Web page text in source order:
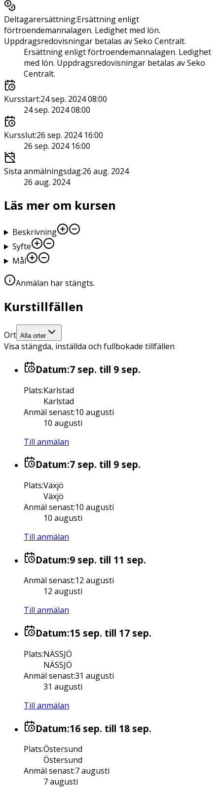
Deltagarersättning:Ersättning enligt
förtroendemannalagen. Ledighet med lön.
Uppdragsredovisningar betalas av Seko Centralt.
Ersättning enligt förtroendemannalagen. Ledighet
med lön. Uppdragsredovisningar betalas av Seko
Centralt.
Kursstart:24 sep. 2024 08:00
24 sep. 2024 08:00
Kursslut:26 sep. 2024 16:00
26 sep. 2024 16:00
Sista anmälningsdag:26 aug. 2024
26 aug. 2024
Läs mer om kursen
Beskrivning
Syfte
Mål
Anmälan har stängts.
Kurstillfällen
Ort Alla orter
Visa stängda, inställda och fullbokade tillfällen
Datum:7 sep. till 9 sep.
Plats:Karlstad
Karlstad
Anmäl senast:10 augusti
10 augusti
Till anmälan
Datum:7 sep. till 9 sep.
Plats:Växjö
Växjö
Anmäl senast:10 augusti
10 augusti
Till anmälan
Datum:9 sep. till 11 sep.
Anmäl senast:12 augusti
12 augusti
Till anmälan
Datum:15 sep. till 17 sep.
Plats:NÄSSJÖ
NÄSSJÖ
Anmäl senast:31 augusti
31 augusti
Till anmälan
Datum:16 sep. till 18 sep.
Plats:Östersund
Östersund
Anmäl senast:7 augusti
7 augusti